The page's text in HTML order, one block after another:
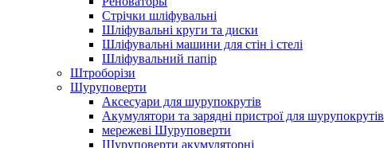
Стрічки шліфувальні
Шліфувальні круги та диски
Шліфувальні машини для стін і стелі
Шліфувальний папір
Штроборізи
Шуруповерти
Аксесуари для шурупокрутів
Акумулятори та зарядні пристрої для шурупокрутів
мережеві Шуруповерти
Шуруповерти акумуляторні